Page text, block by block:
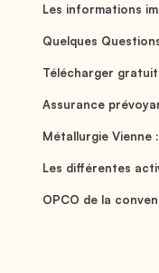
Les informations
Quelques
Télécharger
Assurance
Métallurgie Vienne
Les différentes
OPCO de la